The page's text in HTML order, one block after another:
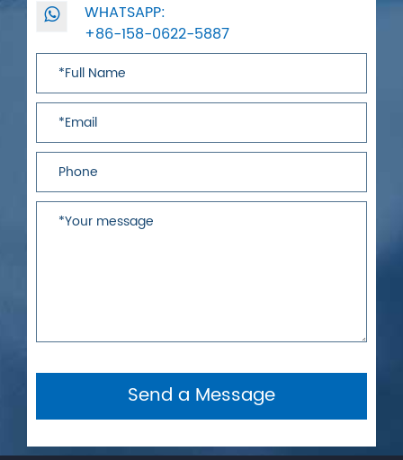
WHATSAPP:
+86-158-0622-5887
Send a Message